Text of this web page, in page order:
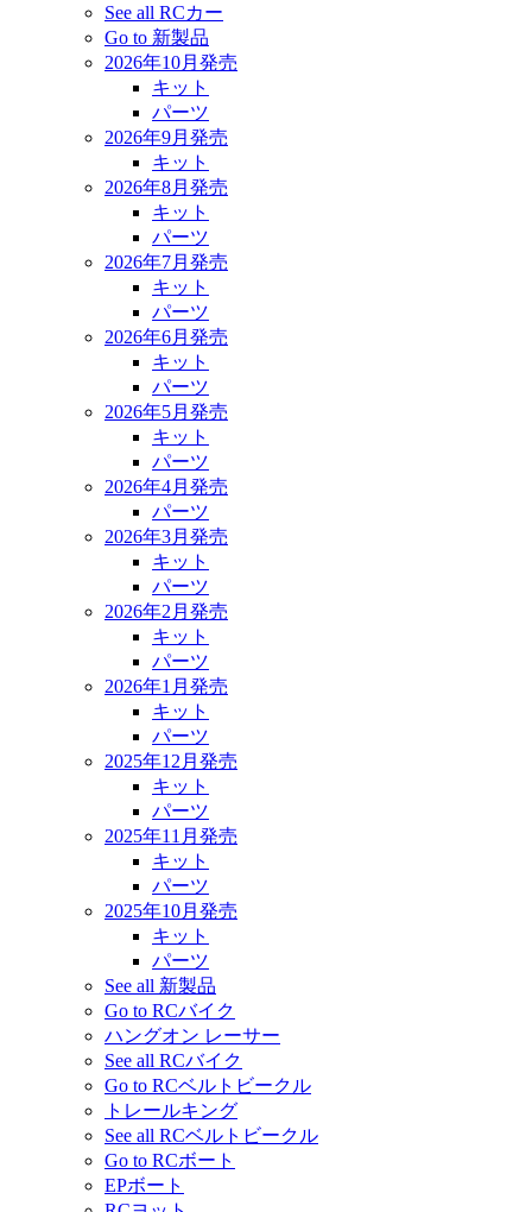
See all RCカー
Go to 新製品
2026年10月発売
キット
パーツ
2026年9月発売
キット
2026年8月発売
キット
パーツ
2026年7月発売
キット
パーツ
2026年6月発売
キット
パーツ
2026年5月発売
キット
パーツ
2026年4月発売
パーツ
2026年3月発売
キット
パーツ
2026年2月発売
キット
パーツ
2026年1月発売
キット
パーツ
2025年12月発売
キット
パーツ
2025年11月発売
キット
パーツ
2025年10月発売
キット
パーツ
See all 新製品
Go to RCバイク
ハングオン レーサー
See all RCバイク
Go to RCベルトビークル
トレールキング
See all RCベルトビークル
Go to RCボート
EPボート